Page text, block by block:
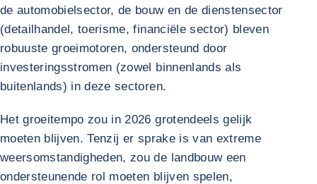
de automobielsector, de bouw en de dienstensector
(detailhandel, toerisme, financiële sector) bleven
robuuste groeimotoren, ondersteund door
investeringsstromen (zowel binnenlands als
buitenlands) in deze sectoren.
Het groeitempo zou in 2026 grotendeels gelijk
moeten blijven. Tenzij er sprake is van extreme
weersomstandigheden, zou de landbouw een
ondersteunende rol moeten blijven spelen,